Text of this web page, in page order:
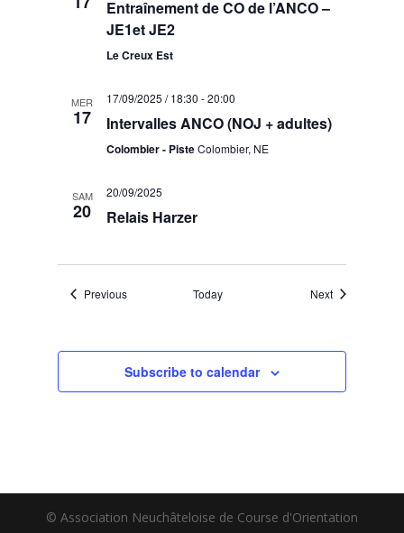
Entraînement de CO de l’ANCO –
JE1et JE2
Le Creux Est
MER
17
17/09/2025 / 18:30 -20:00
Intervalles ANCO (NOJ + adultes)
Colombier - PisteColombier, NE
SAM
20
20/09/2025
Relais Harzer
PreviousEvents Today NextEvents
Subscribe to calendar
© Association Neuchâteloise de Course d'Orientation